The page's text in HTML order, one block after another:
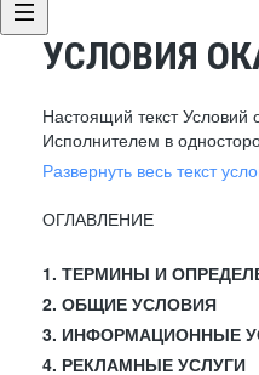
УСЛОВИЯ
Настоящий текст Условий
Исполнителем в
Развернуть весь текст
ОГЛАВЛЕНИЕ
1. ТЕРМИНЫ И
2. ОБЩИЕ УСЛОВИЯ
3. ИНФОРМАЦИОННЫЕ
4. РЕКЛАМНЫЕ УСЛУГИ